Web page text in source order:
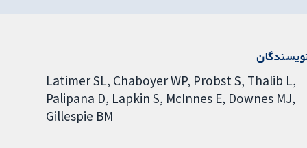
Latimer SL Chaboyer WP Probst S Thalib L
Palipana D Lapkin S McInnes E Downes MJ
Gillespie BM